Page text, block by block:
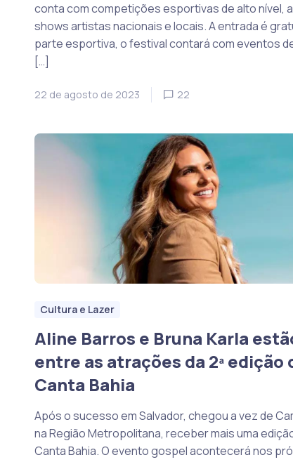
conta com competições esportivas de alto nível,
shows artistas nacionais e locais. A entrada é
parte esportiva, o festival contará com eventos
[…]
22 de agosto de 2023 22
Cultura e Lazer
Aline Barros e Bruna Karla
entre as atrações da 2ª edição
Canta Bahia
Após o sucesso em Salvador, chegou a vez de
na Região Metropolitana, receber mais uma
Canta Bahia. O evento gospel acontecerá nos